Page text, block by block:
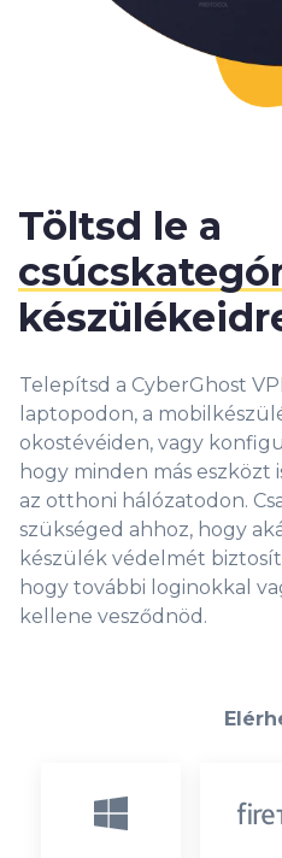
Töltsd le a
Telepítsd a CyberGhost
laptopodon, a
okostévéiden, vagy
hogy minden más eszközt
az otthoni hálózatodon.
szükséged ahhoz, hogy
készülék védelmét
hogy további loginokkal
kellene vesződnöd.